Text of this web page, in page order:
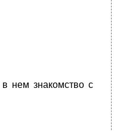
нем знакомство с